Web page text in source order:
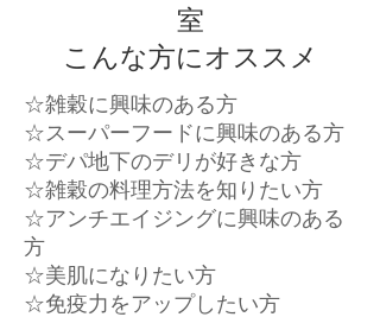
室
こんな方にオススメ
☆雑穀に興味のある方
☆スーパーフードに興味のある方
​☆デパ地下のデリが好きな方
☆雑穀の料理方法を知りたい方
☆アンチエイジングに興味のある
方
☆美肌になりたい方
​☆免疫力をアップしたい方